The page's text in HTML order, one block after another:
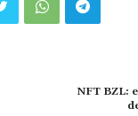
NFT BZL: